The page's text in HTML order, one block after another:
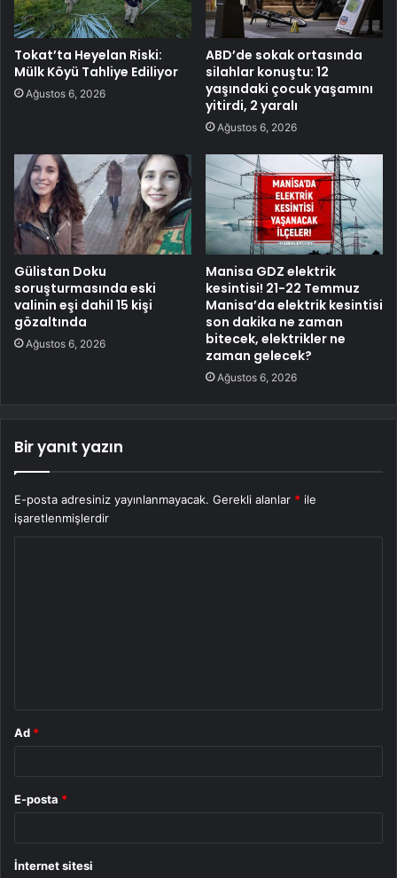
Tokat’ta Heyelan Riski:
Mülk Köyü Tahliye Ediliyor
Ağustos 6, 2026
ABD’de sokak ortasında
silahlar konuştu: 12
yaşındaki çocuk yaşamını
yitirdi, 2 yaralı
Ağustos 6, 2026
Gülistan Doku
soruşturmasında eski
valinin eşi dahil 15 kişi
gözaltında
Ağustos 6, 2026
Manisa GDZ elektrik
kesintisi! 21-22 Temmuz
Manisa’da elektrik kesintisi
son dakika ne zaman
bitecek, elektrikler ne
zaman gelecek?
Ağustos 6, 2026
Bir yanıt yazın
E-posta adresiniz yayınlanmayacak. Gerekli alanlar * ile
işaretlenmişlerdir
Ad *
E-posta *
İnternet sitesi